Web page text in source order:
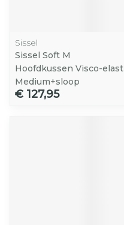
Sissel
Sissel Soft M
Hoofdkussen Visco-elast
Medium+sloop
€ 127,95